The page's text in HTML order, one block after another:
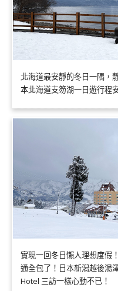
北海道最安靜的冬日一隅，
本北海道支笏湖一日遊行程
實現一回冬日懶人理想度假
通全包了！日本新潟越後湯
Hotel 三訪一樣心動不已！